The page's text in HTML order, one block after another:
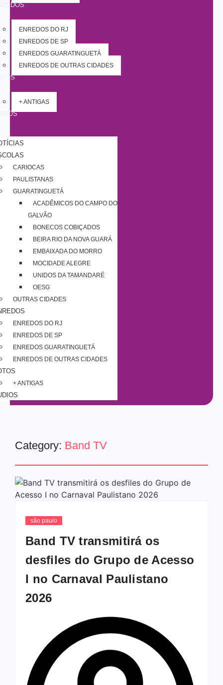
ENREDOS DO RJ
ENREDOS DE SP
ENREDOS GUARATINGUETÁ
ENREDOS DE OUTRAS CIDADES
+ ANTIGAS
CARIOCAS
PAULISTANAS
GUARATINGUETÁ
ACADÊMICOS DO CAMPO DO
GALVÃO
BONECOS COBIÇADOS
BEIRA RIO DA NOVA GUARÁ
EMBAIXADA DO MORRO
MOCIDADE ALEGRE
UNIDOS DA TAMANDARÉ
OESG
OUTRAS CIDADES
ENREDOS DO RJ
ENREDOS DE SP
ENREDOS GUARATINGUETÁ
ENREDOS DE OUTRAS CIDADES
+ ANTIGAS
Category: Band TV
são paulo
Band TV transmitirá os
desfiles do Grupo de Acesso
I no Carnaval Paulistano
2026